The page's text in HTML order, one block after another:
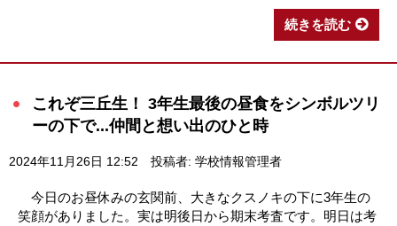
続きを読む
これぞ三丘生！ 3年生最後の昼食をシンボルツリ
ーの下で...仲間と想い出のひと時
2024年11月26日 12:52 投稿者: 学校情報管理者
今日のお昼休みの玄関前、大きなクスノキの下に3年生の
笑顔がありました。実は明後日から期末考査です。明日は考